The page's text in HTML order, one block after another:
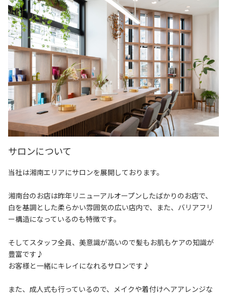
サロンについて
当社は湘南エリアにサロンを展開しております。
湘南台のお店は昨年リニューアルオープンしたばかりのお店で、
白を基調とした柔らかい雰囲気の広い店内で、また、バリアフリ
ー構造になっているのも特徴です。
そしてスタッフ全員、美意識が高いので髪もお肌もケアの知識が
豊富です♪
お客様と一緒にキレイになれるサロンです♪
また、成人式も行っているので、メイクや着付けヘアアレンジな